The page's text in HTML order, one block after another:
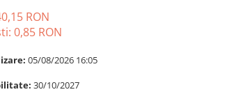
RON
0,85 RON
05/08/2026 16:05
30/10/2027